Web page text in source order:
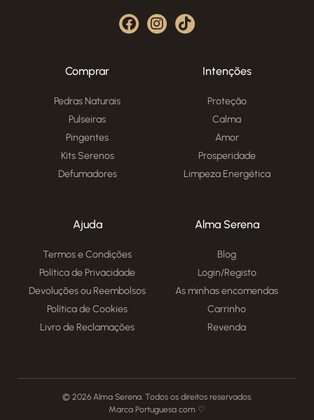
Comprar
Pedras Naturais
Pulseiras
Pingentes
Kits Serenos
Defumadores
Intenções
Proteção
Calma
Amor
Prosperidade
Limpeza Energética
Ajuda
Termos e Condições
Política de Privacidade
Devoluções ou Reembolsos
Política de Cookies
Livro de Reclamações
Alma Serena
Blog
Login/Registo
As minhas encomendas
Carrinho
Revenda
© 2026 Alma Serena. Todos os direitos reservados.
Marca Portuguesa com ♡